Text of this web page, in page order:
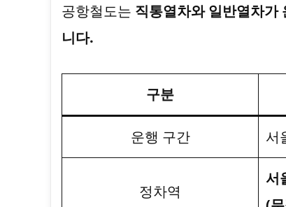
공항철도는 직통열차와 일반열차가
니다.
구분
운행 구간 서
정차역
서